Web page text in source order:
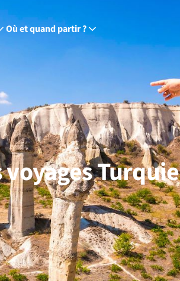
Où et quand partir ?
voyages Turquie